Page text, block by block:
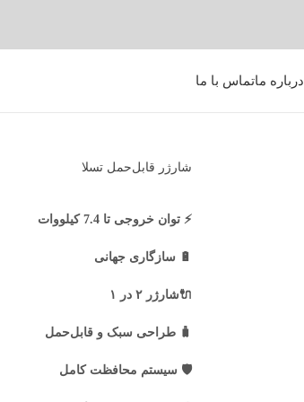
درباره ماتماس با ما
شارژر قابل‌حمل تسلا
⚡️ توان خروجی تا 7.4 کیلووات
🔋 سازگاری جهانی
🔌شارژر ۲ در ۱
🧳 طراحی سبک و قابل‌حمل
🛡 سیستم محافظت کامل